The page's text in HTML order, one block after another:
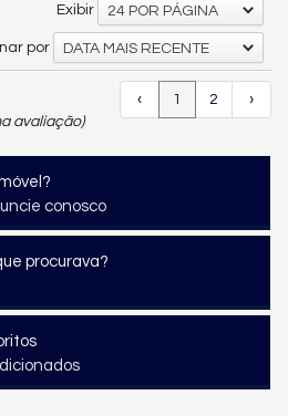
Exibir 24 POR PÁGINA
por DATA MAIS RECENTE
‹ 1 2
›
avaliação)
conosco
procurava?